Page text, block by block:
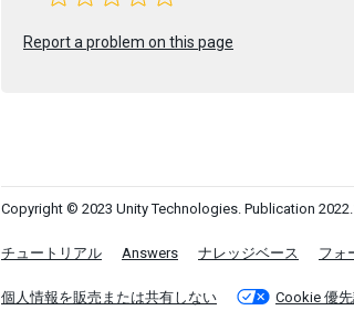
Report a problem on this page
Copyright © 2023 Unity Technologies. Publication
チュートリアル Answers ナレッジベース フォ
個人情報を販売または共有しない Cookie 優